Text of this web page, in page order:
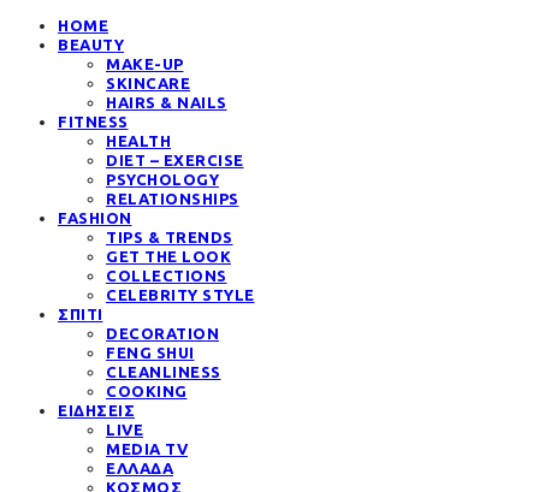
HOME
BEAUTY
MAKE-UP
SKINCARE
HAIRS & NAILS
FITNESS
HEALTH
DIET – EXERCISE
PSYCHOLOGY
RELATIONSHIPS
FASHION
TIPS & TRENDS
GET THE LOOK
COLLECTIONS
CELEBRITY STYLE
ΣΠΙΤΙ
DECORATION
FENG SHUI
CLEANLINESS
COOKING
ΕΙΔΗΣΕΙΣ
LIVE
MEDIA TV
ΕΛΛΑΔΑ
ΚΟΣΜΟΣ